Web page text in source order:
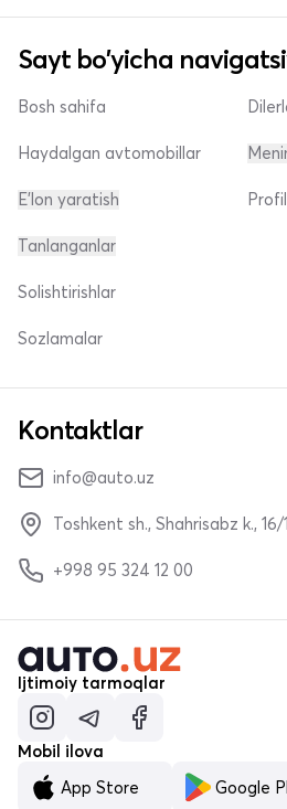
Sayt bo'yicha
Bosh sahifa
Haydalgan avtomobillar
E'lon yaratish Profil
Tanlanganlar
Solishtirishlar
Sozlamalar
Kontaktlar
info@auto.uz
Toshkent sh., Shahrisabz k., 16/1
+998 95 324 12 00
Ijtimoiy tarmoqlar
Mobil ilova
App Store
Google